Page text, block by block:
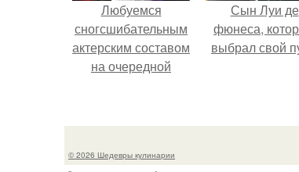
Любуемся
сногсшибательным
актерским составом
на очередной
Сын Луи де
фюнеса,
выбрал свой
© 2026 Шедевры кулинарии